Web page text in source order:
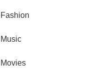
Fashion
Music
Movies